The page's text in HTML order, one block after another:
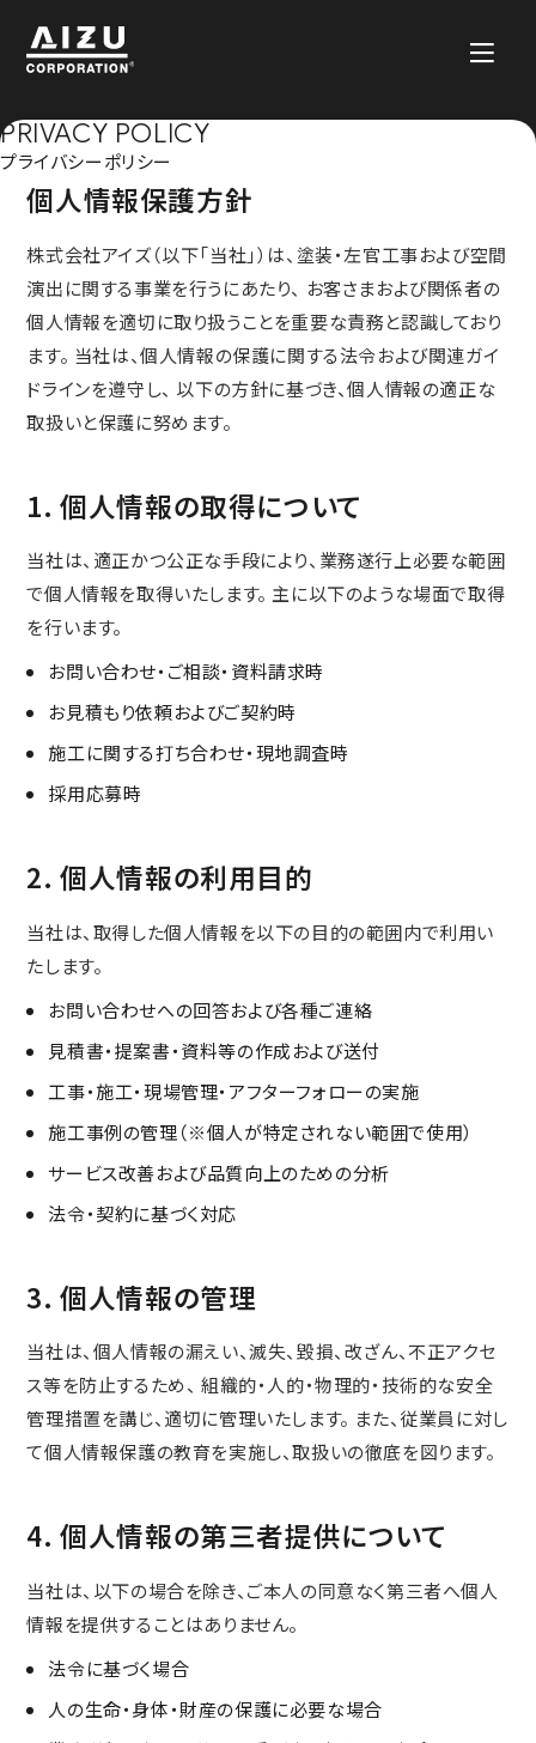
PRIVACY POLICY
プライバシーポリシー
個人情報保護方針
株式会社アイズ（以下「当社」）は、塗装・左官工事および空間
演出に関する事業を行うにあたり、 お客さまおよび関係者の
個人情報を適切に取り扱うことを重要な責務と認識しており
ます。 当社は、個人情報の保護に関する法令および関連ガイ
ドラインを遵守し、 以下の方針に基づき、個人情報の適正な
取扱いと保護に努めます。
1. 個人情報の取得について
当社は、適正かつ公正な手段により、業務遂行上必要な範囲
で個人情報を取得いたします。 主に以下のような場面で取得
を行います。
お問い合わせ・ご相談・資料請求時
お見積もり依頼およびご契約時
施工に関する打ち合わせ・現地調査時
採用応募時
2. 個人情報の利用目的
当社は、取得した個人情報を以下の目的の範囲内で利用い
たします。
お問い合わせへの回答および各種ご連絡
見積書・提案書・資料等の作成および送付
工事・施工・現場管理・アフターフォローの実施
施工事例の管理（※個人が特定されない範囲で使用）
サービス改善および品質向上のための分析
法令・契約に基づく対応
3. 個人情報の管理
当社は、個人情報の漏えい、滅失、毀損、改ざん、不正アクセ
ス等を防止するため、 組織的・人的・物理的・技術的な安全
管理措置を講じ、適切に管理いたします。 また、従業員に対し
て個人情報保護の教育を実施し、取扱いの徹底を図ります。
4. 個人情報の第三者提供について
当社は、以下の場合を除き、ご本人の同意なく第三者へ個人
情報を提供することはありません。
法令に基づく場合
人の生命・身体・財産の保護に必要な場合